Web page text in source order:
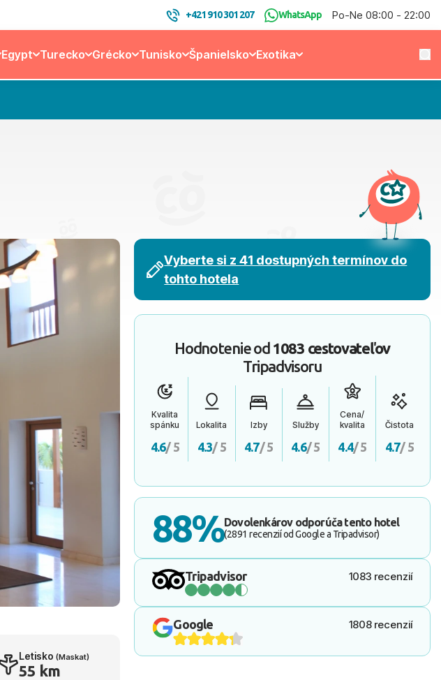
+421 910 301 207 WhatsApp Po-Ne 08:00 - 22:00
Egypt Turecko Grécko Tunisko Španielsko Exotika
Vyberte si z 41 dostupných termínov do
tohto hotela
Hodnotenie od 1083 cestovateľov
Tripadvisoru
Kvalita
spánku
4.6/ 5
Lokalita
4.3/ 5
Izby
4.7/ 5
Služby
4.6/ 5
Cena/
kvalita
4.4/ 5
Čistota
4.7/ 5
88%Dovolenkárov odporúča tento hotel
(2891 recenzií od Google a Tripadvisor)
Tripadvisor 1083 recenzií
Google 1808 recenzií
Letisko(Maskat)
55 km